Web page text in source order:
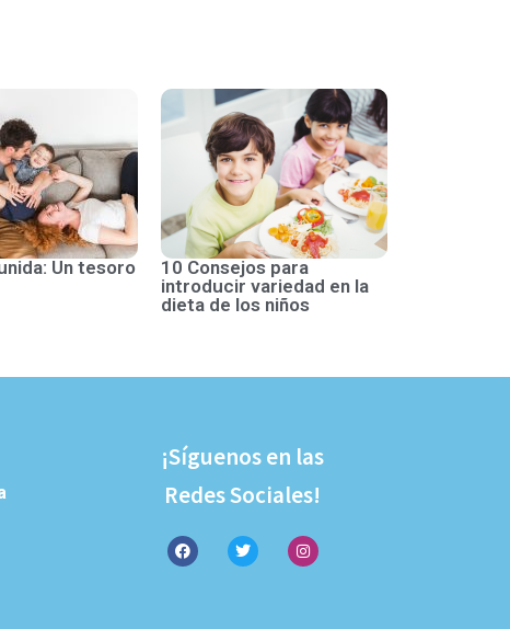
Un tesoro
10 Consejos para
introducir variedad en la
dieta de los niños
¡Síguenos en las
Redes Sociales!